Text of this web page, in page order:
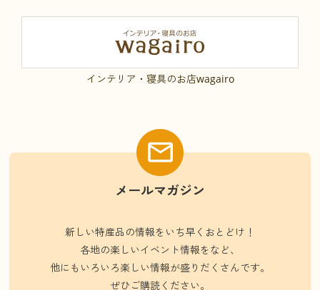
インテリア・寝具のお店wagairo
メールマガジン
新しい特産品の情報をいち早くおとどけ！
各地の楽しいイベント情報をなど、
他にもいろいろ楽しい情報が盛りだくさんです。
ぜひご購読ください。